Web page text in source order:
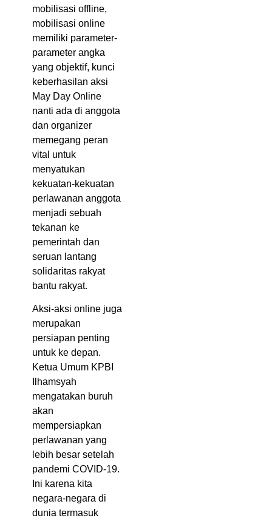
mobilisasi offline,
mobilisasi online
memiliki parameter-
parameter angka
yang objektif, kunci
keberhasilan aksi
May Day Online
nanti ada di anggota
dan organizer
memegang peran
vital untuk
menyatukan
kekuatan-kekuatan
perlawanan anggota
menjadi sebuah
tekanan ke
pemerintah dan
seruan lantang
solidaritas rakyat
bantu rakyat.
Aksi-aksi online juga
merupakan
persiapan penting
untuk ke depan.
Ketua Umum KPBI
Ilhamsyah
mengatakan buruh
akan
mempersiapkan
perlawanan yang
lebih besar setelah
pandemi COVID-19.
Ini karena kita
negara-negara di
dunia termasuk